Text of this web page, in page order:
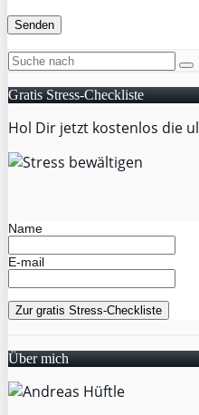
Gratis Stress-Checkliste
Hol Dir jetzt kostenlos die
Name
E-mail
Über mich